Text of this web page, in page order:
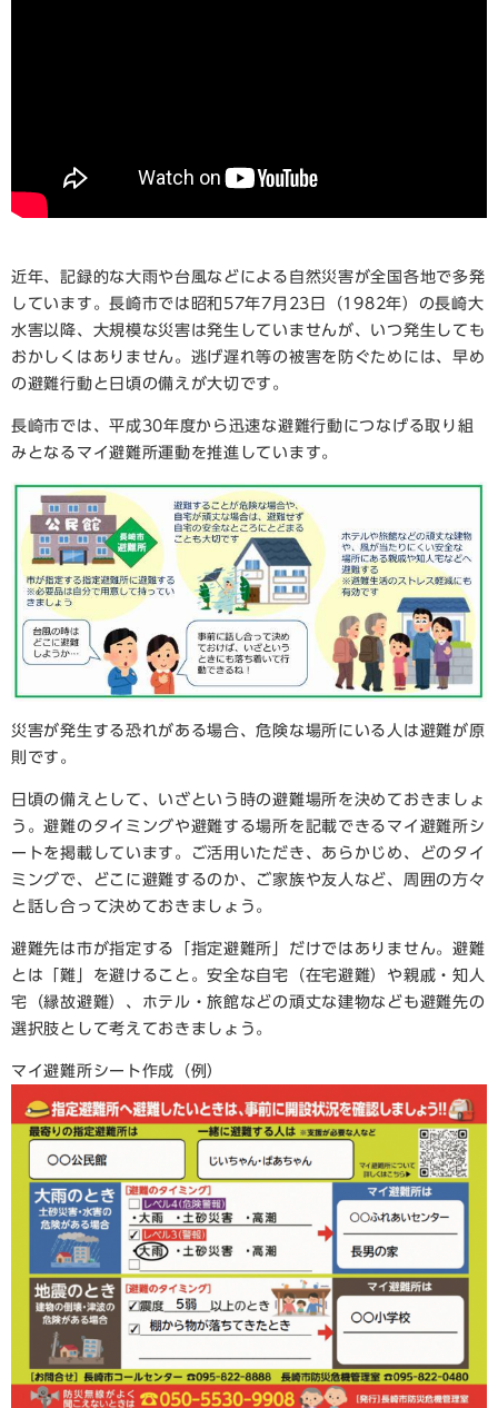
近年、記録的な大雨や台風などによる自然災害が全国各地で多発
しています。長崎市では昭和57年7月23日（1982年）の長崎大
水害以降、大規模な災害は発生していませんが、いつ発生しても
おかしくはありません。逃げ遅れ等の被害を防ぐためには、早め
の避難行動と日頃の備えが大切です。
長崎市では、平成30年度から迅速な避難行動につなげる取り組
みとなるマイ避難所運動を推進しています。
災害が発生する恐れがある場合、危険な場所にいる人は避難が原
則です。
日頃の備えとして、いざという時の避難場所を決めておきましょ
う。避難のタイミングや避難する場所を記載できるマイ避難所シ
ートを掲載しています。ご活用いただき、あらかじめ、どのタイ
ミングで、どこに避難するのか、ご家族や友人など、周囲の方々
と話し合って決めておきましょう。
避難先は市が指定する「指定避難所」だけではありません。避難
とは「難」を避けること。安全な自宅（在宅避難）や親戚・知人
宅（縁故避難）、ホテル・旅館などの頑丈な建物なども避難先の
選択肢として考えておきましょう。
マイ避難所シート作成（例）